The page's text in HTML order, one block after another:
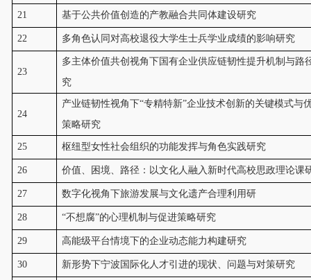
21 基于公共价值创造的产教融合共同体建设研究
22 多角色认同对高校退役大学生士兵学业成绩的影响研究
23
多主体价值共创视角下国有企业供应链韧性提升机制与路
究
24
产业链韧性视角下“专精特新”企业技术创新的关键模式与
策略研究
25 枢纽型女性社会组织的功能发挥与角色实践研究
26 价值、困境、路径：以文化人融入新时代高校思政理论课
27 数字化视角下旅游发展与文化遗产合理利用研
28 “不想腐”的心理机制与促进策略研究
29 高能级平台情境下的企业动态能力构建研究
30 新形势下宁波国际化人才引进的现状、问题与对策研究